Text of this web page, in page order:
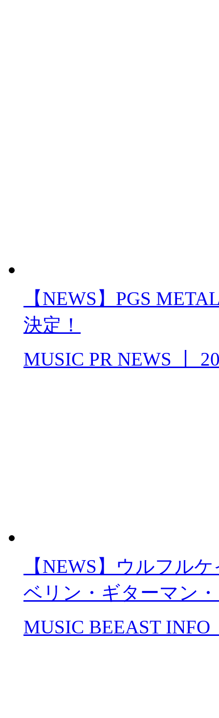
【NEWS】PGS
決定！
MUSIC PR NEWS
【NEWS】ウルフル
ベリン・ギターマン
MUSIC BEEAST INFO